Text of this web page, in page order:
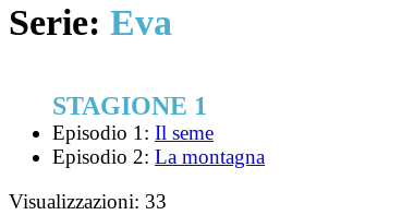
Serie: Eva
STAGIONE 1
Episodio 1: Il seme
Episodio 2: La montagna
Visualizzazioni: 33